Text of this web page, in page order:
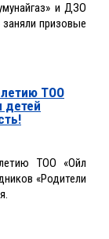
и ДЗО
призовые
ТОО
детей
ТОО «Ойл
«Родители